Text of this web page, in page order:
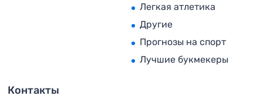
Легкая атлетика
Другие
Прогнозы на спорт
Лучшие букмекеры
Контакты